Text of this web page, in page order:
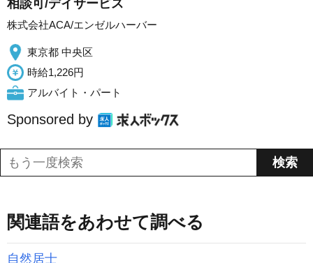
相談可/デイサービス
株式会社ACA/エンゼルハーバー
東京都 中央区
時給1,226円
アルバイト・パート
Sponsored by
関連語をあわせて調べる
自然居士